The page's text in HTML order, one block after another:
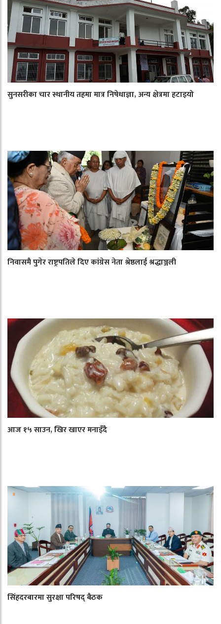
सुनसरीका चार स्थानीय तहमा मात्र निषेधाज्ञा, अन्य क्षेत्रमा हटाइयो
निवासमै पुगेर राष्ट्रपतिले दिए कांग्रेस नेता श्रेष्ठलाई श्रद्धाञ्जली
आज १५ साउन, खिर खाएर मनाइँदै
सिंहदरबारमा सुरक्षा परिषद् बैठक